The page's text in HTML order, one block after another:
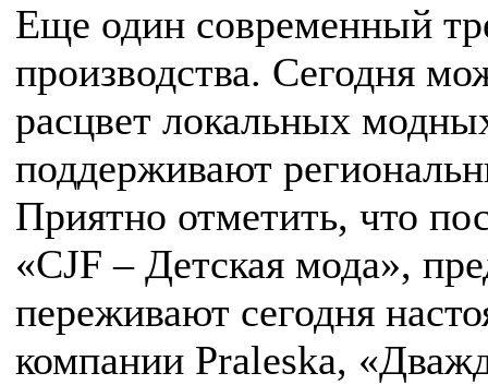
Еще один современный
производства. Сегодня
расцвет локальных
поддерживают
Приятно отметить, что
«CJF – Детская мода»,
переживают сегодня
компании Praleska,